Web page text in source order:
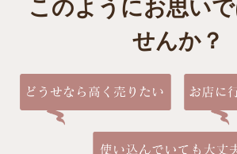
このようにお思い
せんか？